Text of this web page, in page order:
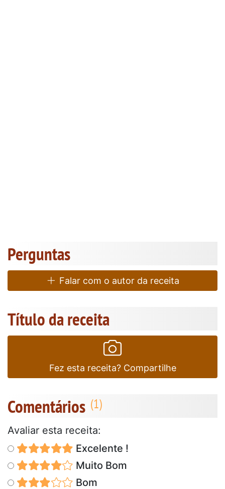
Perguntas
Falar com o autor da receita
Título da receita
Fez esta receita? Compartilhe
Comentários
Avaliar esta receita:
Excelente !
Muito Bom
Bom